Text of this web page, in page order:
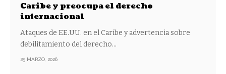
Caribe y preocupa el derecho
internacional
Ataques de EE.UU. en el Caribe y advertencia sobre
debilitamiento del derecho…
25 MARZO, 2026